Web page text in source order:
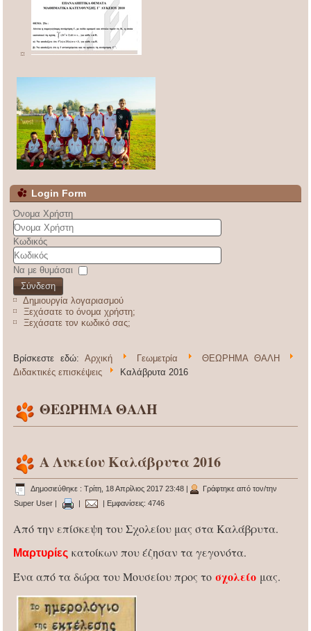
Login Form
Όνομα Χρήστη
Κωδικός
Να με θυμάσαι
Σύνδεση
Δημιουργία λογαριασμού
Ξεχάσατε το όνομα χρήστη;
Ξεχάσατε τον κωδικό σας;
Βρίσκεστε εδώ:Αρχική Γεωμετρία
ΘΕΩΡΗΜΑ ΘΑΛΗ
Διδακτικές επισκέψεις
Καλάβρυτα 2016
ΘΕΩΡΗΜΑ ΘΑΛΗ
Α Λυκείου Καλάβρυτα 2016
Δημοσιεύθηκε : Τρίτη, 18 Απρίλιος 2017 23:48 |
Γράφτηκε από τον/την
Super User
| Εμφανίσεις: 4746
Από την επίσκεψη του Σχολείου μας στα Καλάβρυτα.
Μαρτυρίες κατοίκων που έζησαν τα γεγονότα.
Ένα από τα δώρα του Μουσείου προς τοσχολείο μας.